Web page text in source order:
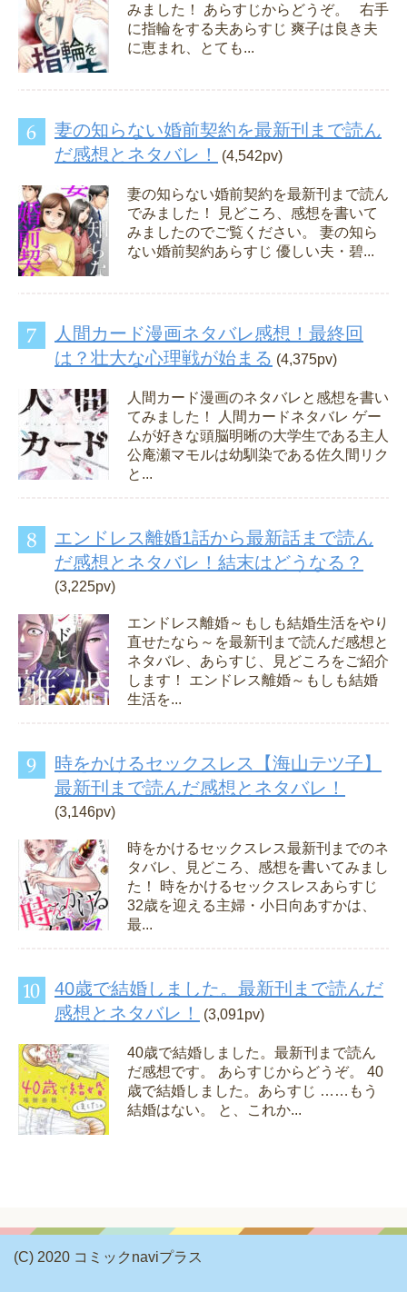
みました！ あらすじからどうぞ。 右手
に指輪をする夫あらすじ 爽子は良き夫
に恵まれ、とても...
妻の知らない婚前契約を最新刊まで読ん
だ感想とネタバレ！
(4,542pv)
妻の知らない婚前契約を最新刊まで読ん
でみました！ 見どころ、感想を書いて
みましたのでご覧ください。 妻の知ら
ない婚前契約あらすじ 優しい夫・碧...
人間カード漫画ネタバレ感想！最終回
は？壮大な心理戦が始まる (4,375pv)
人間カード漫画のネタバレと感想を書い
てみました！ 人間カードネタバレ ゲー
ムが好きな頭脳明晰の大学生である主人
公庵瀬マモルは幼馴染である佐久間リク
と...
エンドレス離婚1話から最新話まで読ん
だ感想とネタバレ！結末はどうなる？
(3,225pv)
エンドレス離婚～もしも結婚生活をやり
直せたなら～を最新刊まで読んだ感想と
ネタバレ、あらすじ、見どころをご紹介
します！ エンドレス離婚～もしも結婚
生活を...
時をかけるセックスレス【海山テツ子】
最新刊まで読んだ感想とネタバレ！
(3,146pv)
時をかけるセックスレス最新刊までのネ
タバレ、見どころ、感想を書いてみまし
た！ 時をかけるセックスレスあらすじ
32歳を迎える主婦・小日向あすかは、
最...
40歳で結婚しました。最新刊まで読んだ
感想とネタバレ！
(3,091pv)
40歳で結婚しました。最新刊まで読ん
だ感想です。 あらすじからどうぞ。 40
歳で結婚しました。あらすじ ……もう
結婚はない。 と、これか...
(C) 2020 コミックnaviプラス